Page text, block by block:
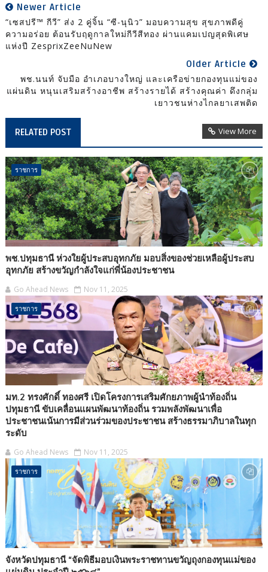
Newer Article
“เซสปรี™ กีวี” ส่ง 2 คู่จิ้น “ซี-นุนิว” มอบความสุข สุขภาพดีคู่
ความอร่อย ต้อนรับฤดูกาลใหม่กีวีสีทอง ผ่านแคมเปญสุดพิเศษ
แห่งปี ZesprixZeeNuNew
Older Article
พช.นนท์ จับมือ อำเภอบางใหญ่ และเครือข่ายกองทุนแม่ของ
แผ่นดิน หนุนเสริมสร้างอาชีพ สร้างรายได้ สร้างคุณค่า ดึงกลุ่ม
เยาวชนห่างไกลยาเสพติด
RELATED POST View More
ราชการ
พช.ปทุมธานี ห่วงใยผู้ประสบอุทกภัย มอบสิ่งของช่วยเหลือผู้ประสบ
อุทกภัย สร้างขวัญกำลังใจแก่พี่น้องประชาชน
Go Ahead News Nov 11, 2025
ราชการ
มท.2 ทรงศักดิ์ ทองศรี เปิดโครงการเสริมศักยภาพผู้นำท้องถิ่น
ปทุมธานี ขับเคลื่อนแผนพัฒนาท้องถิ่น รวมพลังพัฒนาเพื่อ
ประชาชนเน้นการมีส่วนร่วมของประชาชน สร้างธรรมาภิบาลในทุก
ระดับ
Go Ahead News Nov 11, 2025
ราชการ
จังหวัดปทุมธานี “จัดพิธีมอบเงินพระราชทานขวัญถุงกองทุนแม่ของ